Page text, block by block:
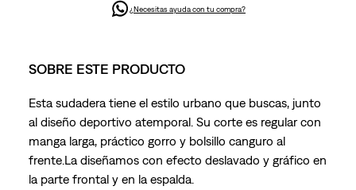
¿Necesitas ayuda con tu compra?
SOBRE ESTE PRODUCTO
Esta sudadera tiene el estilo urbano que buscas, junto
al diseño deportivo atemporal. Su corte es regular con
manga larga, práctico gorro y bolsillo canguro al
frente.La diseñamos con efecto deslavado y gráfico en
la parte frontal y en la espalda.